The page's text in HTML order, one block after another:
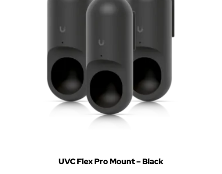
UVC Flex Pro Mount – Black